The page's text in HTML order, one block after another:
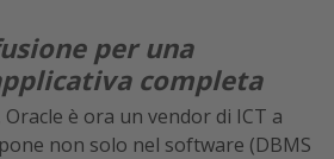
per una
completa
è ora un vendor di ICT a
non solo nel software (DBMS